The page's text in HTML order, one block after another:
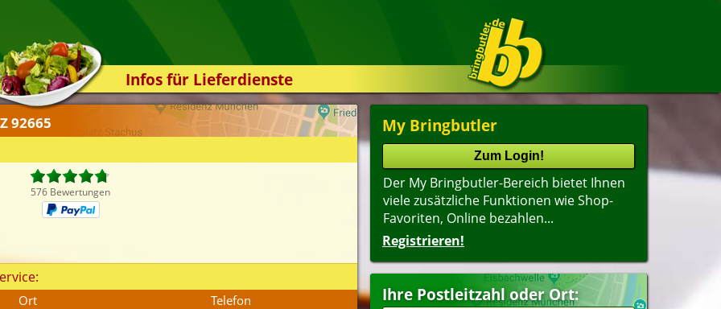
Infos für Lieferdienste
Kassensystem
Zuverlässigkeit
My Bringbutler
Der My Bringbutler-Bereich bietet Ihnen
viele zusätzliche Funktionen wie Shop-
Favoriten, Online bezahlen...
Registrieren!
Ihre Postleitzahl oder Ort:
92665
576 Bewertungen
Ort
Telefon